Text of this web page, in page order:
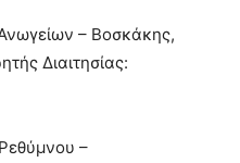
– Βοσκάκης,
Διαιτησίας:
–